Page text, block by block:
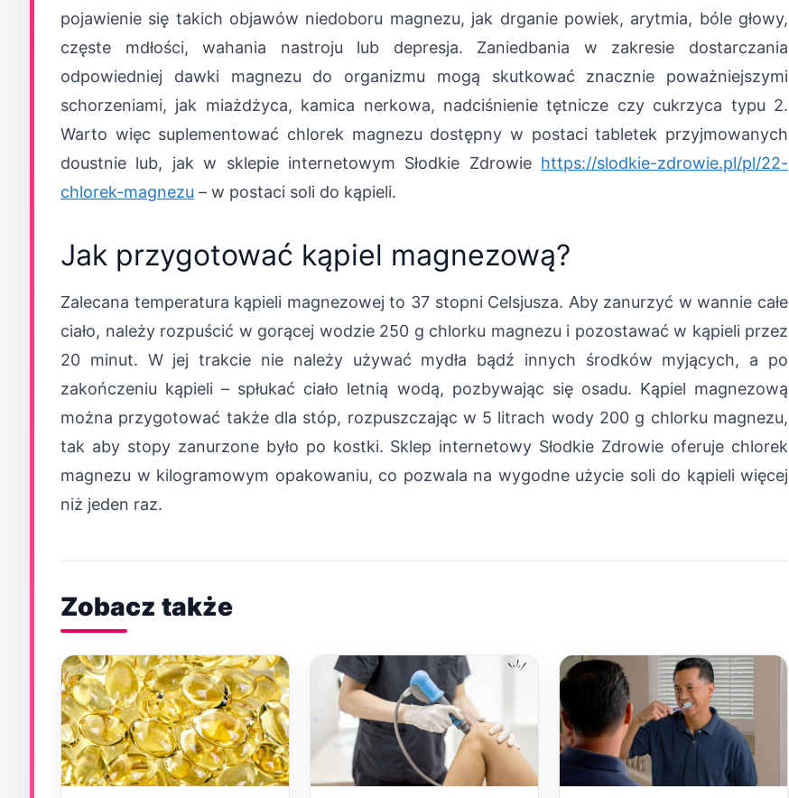
pojawienie się takich objawów niedoboru magnezu, jak drganie powiek, arytmia, bóle głowy,
częste mdłości, wahania nastroju lub depresja. Zaniedbania w zakresie dostarczania
odpowiedniej dawki magnezu do organizmu mogą skutkować znacznie poważniejszymi
schorzeniami, jak miażdżyca, kamica nerkowa, nadciśnienie tętnicze czy cukrzyca typu 2.
Warto więc suplementować chlorek magnezu dostępny w postaci tabletek przyjmowanych
doustnie lub, jak w sklepie internetowym Słodkie Zdrowie https://slodkie-zdrowie.pl/pl/22-
chlorek-magnezu – w postaci soli do kąpieli.
Jak przygotować kąpiel magnezową?
Zalecana temperatura kąpieli magnezowej to 37 stopni Celsjusza. Aby zanurzyć w wannie całe
ciało, należy rozpuścić w gorącej wodzie 250 g chlorku magnezu i pozostawać w kąpieli przez
20 minut. W jej trakcie nie należy używać mydła bądź innych środków myjących, a po
zakończeniu kąpieli – spłukać ciało letnią wodą, pozbywając się osadu. Kąpiel magnezową
można przygotować także dla stóp, rozpuszczając w 5 litrach wody 200 g chlorku magnezu,
tak aby stopy zanurzone było po kostki. Sklep internetowy Słodkie Zdrowie oferuje chlorek
magnezu w kilogramowym opakowaniu, co pozwala na wygodne użycie soli do kąpieli więcej
niż jeden raz.
Zobacz także